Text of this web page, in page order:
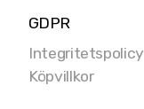
GDPR
Integritetspolicy
Köpvillkor